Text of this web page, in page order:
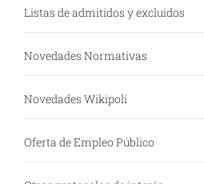
Listas de admitidos y excluidos
Novedades Normativas
Novedades Wikipoli
Oferta de Empleo Público